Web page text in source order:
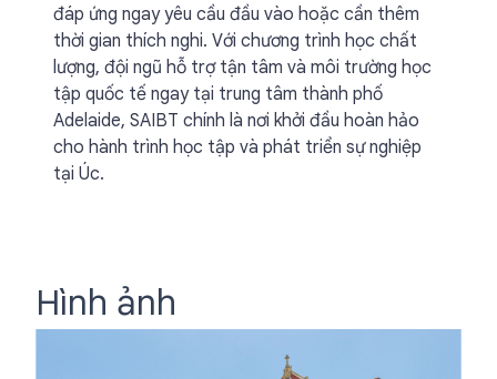
đáp ứng ngay yêu cầu đầu vào hoặc cần thêm
thời gian thích nghi. Với chương trình học chất
lượng, đội ngũ hỗ trợ tận tâm và môi trường học
tập quốc tế ngay tại trung tâm thành phố
Adelaide, SAIBT chính là nơi khởi đầu hoàn hảo
cho hành trình học tập và phát triển sự nghiệp
tại Úc.
Hình ảnh